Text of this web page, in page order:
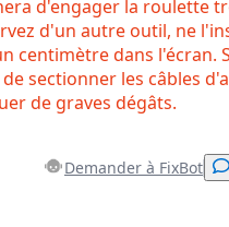
d'engager la roulette
d'un autre outil, ne
centimètre dans l'écran.
sectionner les câbles
de graves dégâts.
Demander à FixBot